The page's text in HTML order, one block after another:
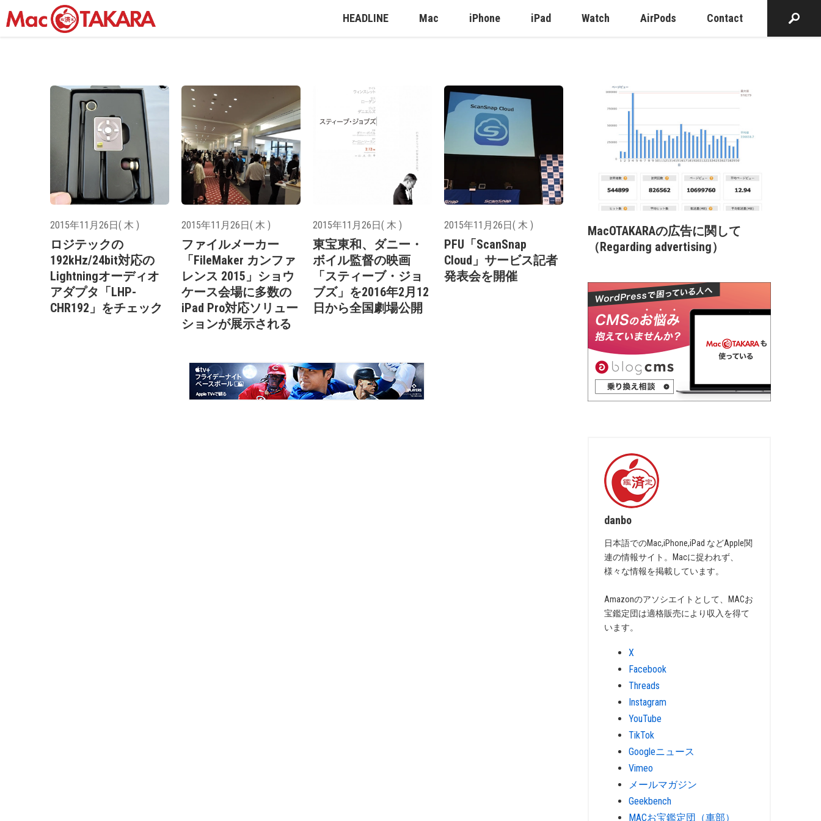
HEADLINE Mac iPhone iPad Watch AirPods Contact
2015年11月26日( 木 )
ロジテックの
192kHz/24bit対応の
Lightningオーディオ
アダプタ「LHP-
CHR192」をチェック
2015年11月26日( 木 )
ファイルメーカー
「FileMaker カンファ
レンス 2015」ショウ
ケース会場に多数の
iPad Pro対応ソリュー
ションが展示される
2015年11月26日( 木 )
東宝東和、ダニー・
ボイル監督の映画
「スティーブ・ジョ
ブズ」を2016年2月12
日から全国劇場公開
2015年11月26日( 木 )
PFU「ScanSnap
Cloud」サービス記者
発表会を開催
MacOTAKARAの広告に関して
（Regarding advertising）
danbo
日本語でのMac,iPhone,iPad などApple関
連の情報サイト。Macに捉われず、
様々な情報を掲載しています。
Amazonのアソシエイトとして、MACお
宝鑑定団は適格販売により収入を得て
います。
X
Facebook
Threads
Instagram
YouTube
TikTok
Googleニュース
Vimeo
メールマガジン
Geekbench
MACお宝鑑定団（車部）